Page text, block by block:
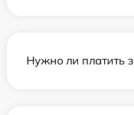
Нужно ли платить